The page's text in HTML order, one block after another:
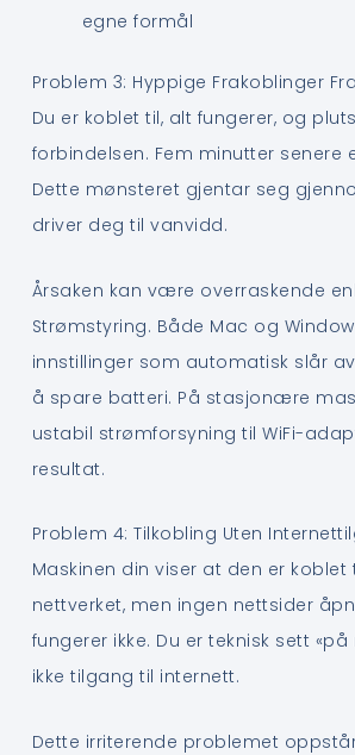
egne formål
Problem 3: Hyppige Frakoblinger
Du er koblet til, alt fungerer, og
forbindelsen. Fem minutter senere
Dette mønsteret gjentar seg
driver deg til vanvidd.
Årsaken kan være overraskende
Strømstyring. Både Mac og
innstillinger som automatisk slår
å spare batteri. På stasjonære
ustabil strømforsyning til WiFi-
resultat.
Problem 4: Tilkobling Uten
Maskinen din viser at den er koblet
nettverket, men ingen nettsider
fungerer ikke. Du er teknisk sett
ikke tilgang til internett.
Dette irriterende problemet